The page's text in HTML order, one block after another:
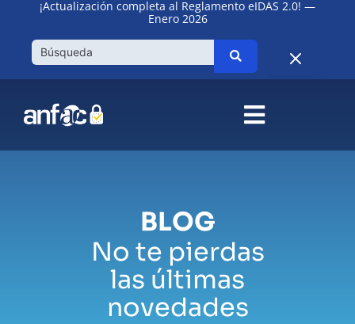
contenido
¡Actualización completa al Reglamento eIDAS 2.0! —
Enero 2026
BLOG
No te pierdas
las últimas
novedades